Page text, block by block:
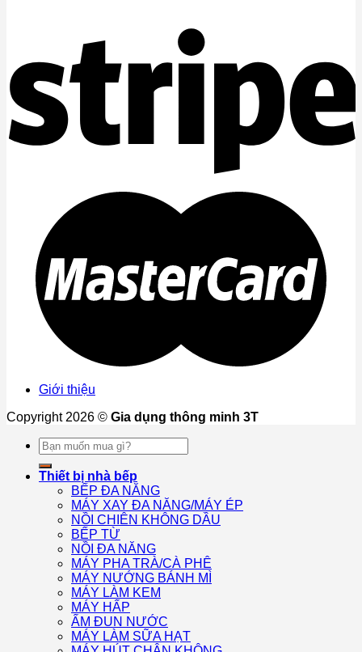
Giới thiệu
Copyright 2026 © Gia dụng thông minh 3T
Tìm
kiếm:
Thiết bị nhà bếp
BẾP ĐA NĂNG
MÁY XAY ĐA NĂNG/MÁY ÉP
NỒI CHIÊN KHÔNG DẦU
BẾP TỪ
NỒI ĐA NĂNG
MÁY PHA TRÀ/CÀ PHÊ
MÁY NƯỚNG BÁNH MÌ
MÁY LÀM KEM
MÁY HẤP
ẤM ĐUN NƯỚC
MÁY LÀM SỮA HẠT